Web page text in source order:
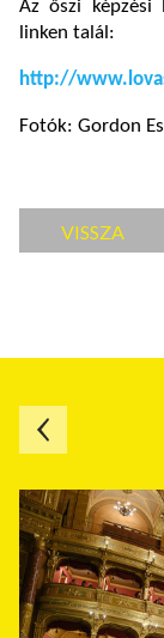
Az őszi
linken talál:
http://
Fotók: Gordon
VISSZA